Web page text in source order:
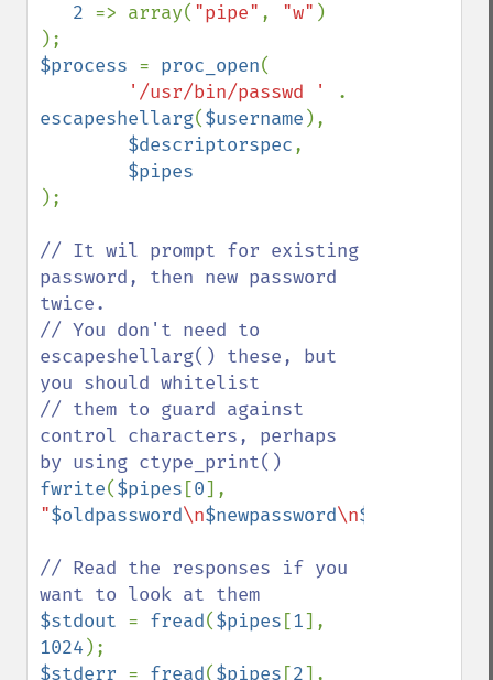
2 => array( "pipe" , "w" )
$process = proc_open(
'/usr/bin/passwd '
escapeshellarg($username ),
$descriptorspec,
);
// It wil prompt for existing
password, then new password
twice.
// You don't need to
escapeshellarg() these, but
you should whitelist
// them to guard against
control characters, perhaps
fwrite($pipes [0
"$oldpassword\n$newpassword\n$newpassword
// Read the responses if you
$stdout = fread($pipes [1
1024
$stderr = fread($pipes [2